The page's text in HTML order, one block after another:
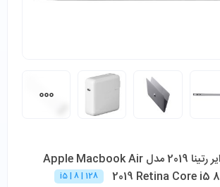
لپ تاپ مک بوک ایر رتینا 2019 مدل Apple Macbook Air
2019 Retina Core i5
i5 | 8 | 128